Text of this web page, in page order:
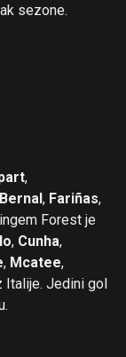
sezone.
,
Bernal, Fariñas,
Forest je
, Cunha,
, Mcatee,
Italije. Jedini gol